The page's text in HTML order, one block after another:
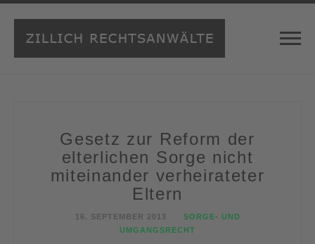
Gesetz zur Reform der
elterlichen Sorge nicht
miteinander verheirateter
Eltern
16. SEPTEMBER 2013
SORGE- UND
UMGANGSRECHT